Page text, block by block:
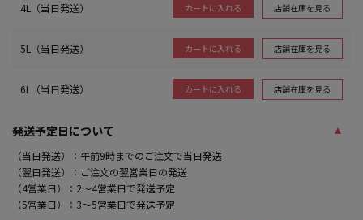
4L（当日発送） カートに入れる 店舗在庫を見る
5L（当日発送） カートに入れる 店舗在庫を見る
6L（当日発送） カートに入れる 店舗在庫を見る
発送予定日について
（当日発送）：午前9時までのご注文で当日発送
（翌日発送）：ご注文の翌営業日の発送
（4営業日）：2～4営業日で発送予定
（5営業日）：3～5営業日で発送予定